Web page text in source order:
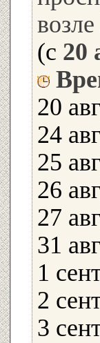
(с 20
20
24
25
26
27
31
1
2
3